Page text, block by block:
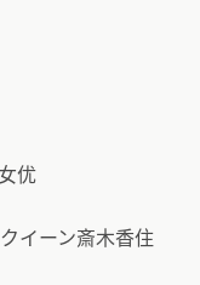
优
イーン斎木香住